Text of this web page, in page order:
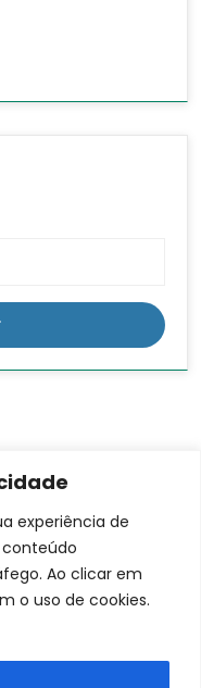
experiência de
Ao clicar em
o uso de cookies.
da
LGPD